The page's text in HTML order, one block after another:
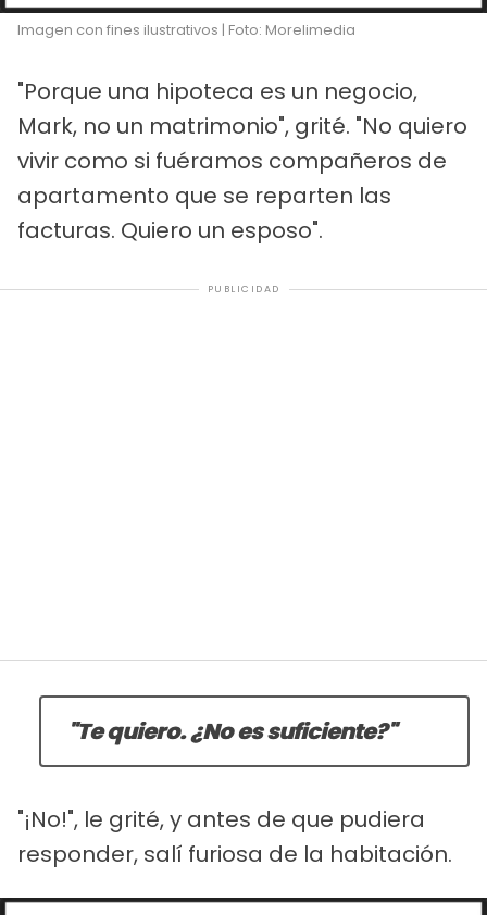
Imagen con fines ilustrativos | Foto: Morelimedia
"Porque una hipoteca es un negocio,
Mark, no un matrimonio", grité. "No quiero
vivir como si fuéramos compañeros de
apartamento que se reparten las
facturas. Quiero un esposo".
PUBLICIDAD
"Te quiero. ¿No es suficiente?"
"¡No!", le grité, y antes de que pudiera
responder, salí furiosa de la habitación.